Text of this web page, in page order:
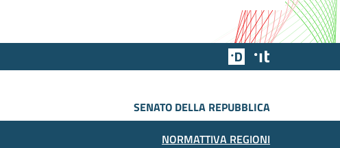
Team Digitale
SENATO DELLA REPUBBLICA
NORMATTIVA REGIONI